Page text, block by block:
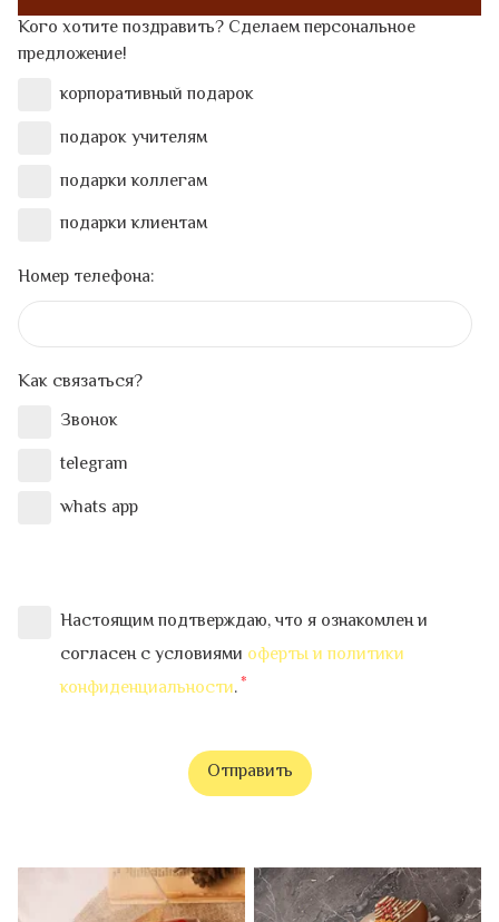
Кого хотите поздравить? Сделаем персональное
предложение!
корпоративный подарок
подарок учителям
подарки коллегам
подарки клиентам
Номер телефона:
Как связаться?
Звонок
telegram
whats app
Настоящим подтверждаю, что я ознакомлен и
согласен с условиями оферты и политики
конфиденциальности.
Отправить